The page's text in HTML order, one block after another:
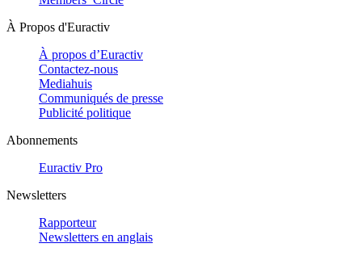
À Propos d'Euractiv
À propos d’Euractiv
Contactez-nous
Mediahuis
Communiqués de presse
Publicité politique
Abonnements
Euractiv Pro
Newsletters
Rapporteur
Newsletters en anglais